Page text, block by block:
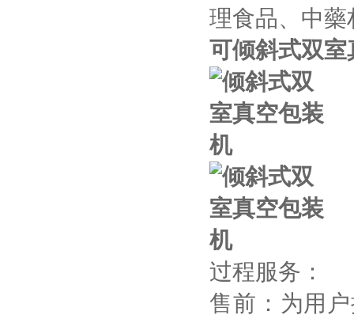
理食品、中
可倾斜式双
过程服务：
售前：为用